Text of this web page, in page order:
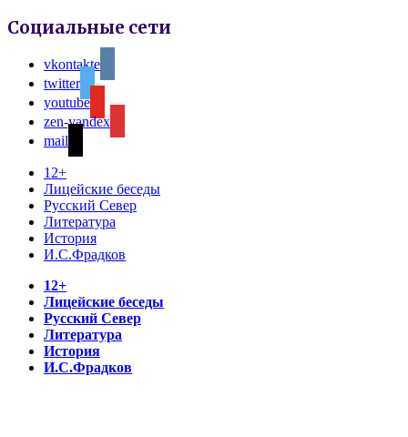
Социальные сети
vkontakte
twitter
youtube
zen-yandex
mail
12+
Лицейские беседы
Русский Север
Литература
История
И.С.Фрадков
12+
Лицейские беседы
Русский Север
Литература
История
И.С.Фрадков